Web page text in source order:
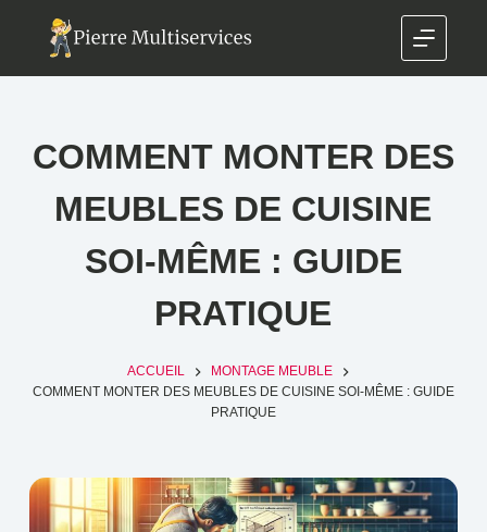
COMMENT MONTER DES
MEUBLES DE CUISINE
SOI-MÊME : GUIDE
PRATIQUE
ACCUEIL
MONTAGE MEUBLE
COMMENT MONTER DES MEUBLES DE CUISINE SOI-MÊME : GUIDE
PRATIQUE